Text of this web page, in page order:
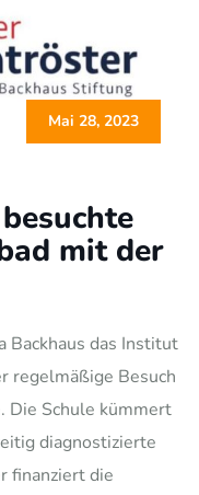
Mai 28, 2023
mit der
Backhaus das Institut
regelmäßige Besuch
Die Schule kümmert
diagnostizierte
finanziert die